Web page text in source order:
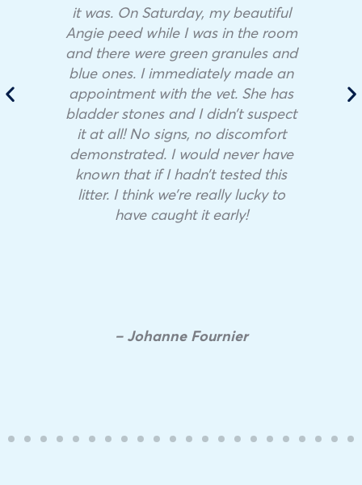
it was. On Saturday, my beautiful
Angie peed while I was in the room
and there were green granules and
blue ones. I immediately made an
appointment with the vet. She has
bladder stones and I didn’t suspect
it at all! No signs, no discomfort
demonstrated. I would never have
known that if I hadn’t tested this
litter. I think we’re really lucky to
have caught it early!
– Johanne Fournier